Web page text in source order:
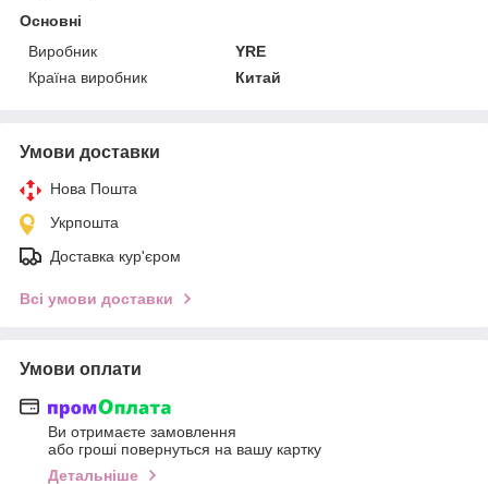
Основні
Виробник
YRE
Країна виробник
Китай
Умови доставки
Нова Пошта
Укрпошта
Доставка кур'єром
Всі умови доставки
Умови оплати
Ви отримаєте замовлення
або гроші повернуться на вашу картку
Детальніше